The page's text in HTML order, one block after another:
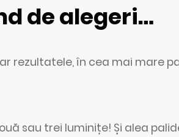
de alegeri…
rezultatele, în cea mai mare
sau trei luminițe! Și alea